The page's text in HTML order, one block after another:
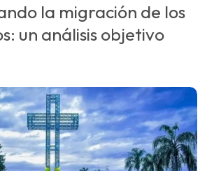
la migración de los
un análisis objetivo